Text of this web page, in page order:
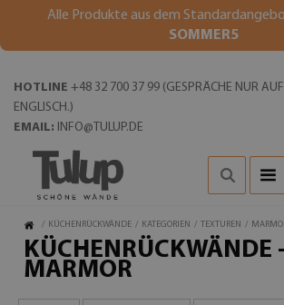
Alle Produkte aus dem
SOMMER5
HOTLINE +48 32 700 37 99 (GESPRÄCHE NUR
ENGLISCH.)
EMAIL: INFO@TULUP.DE
/ KÜCHENRÜCKWÄNDE / KATEGORIEN / TEXTUREN /
KÜCHENRÜCKWÄNDE
MARMOR